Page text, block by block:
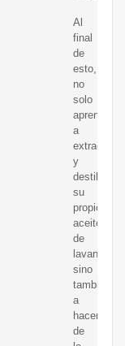
Al
final
de
esto,
no
solo
aprenderá
a
extraer
y
destilar
su
propio
aceite
de
lavanda,
sino
también
a
hacerlo
de